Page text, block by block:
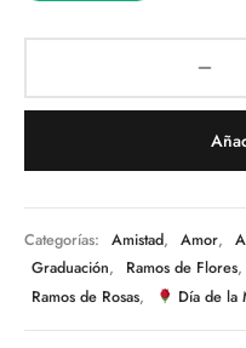
Categorías: Amistad, Amor,
Graduación, Ramos de Flores,
Ramos de Rosas, Día de la